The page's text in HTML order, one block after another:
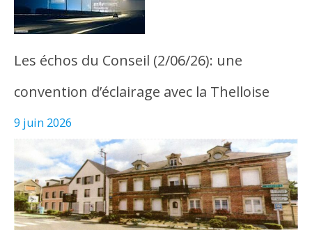
Les échos du Conseil (2/06/26): une
convention d’éclairage avec la Thelloise
9 juin 2026